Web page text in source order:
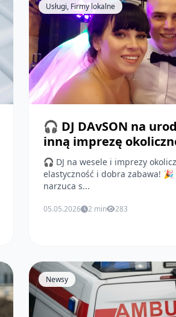
Usługi, Firmy lokalne
🎧 DJ DAvSON na
inną imprezę
🎧 DJ na wesele i imprezy
elastyczność i dobra zabawa! 🎉 Szukacie DJ-a, który nie
narzuca s...
05.05.2026 2 min 283
Newsy